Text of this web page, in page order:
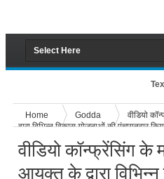
Home Godda
वीडियो
द्वारा विभिन्न विकास योजनाओं की पंचायतवार
वीडियो कॉन्फ्रेंसिंग के
आयुक्त के द्वारा